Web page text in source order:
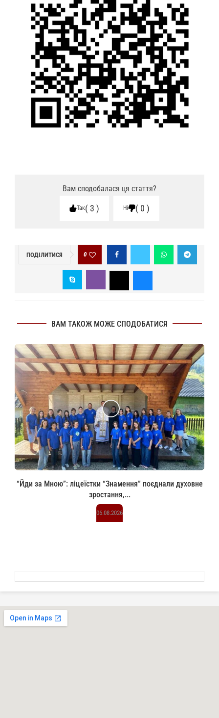
Вам сподобалася ця стаття?
Так 3 Ні 0
ПОДІЛИТИСЯ 0
ВАМ ТАКОЖ МОЖЕ СПОДОБАТИСЯ
“Йди за Мною”: ліцеїстки “Знамення” поєднали духовне
зростання,...
06.08.2026